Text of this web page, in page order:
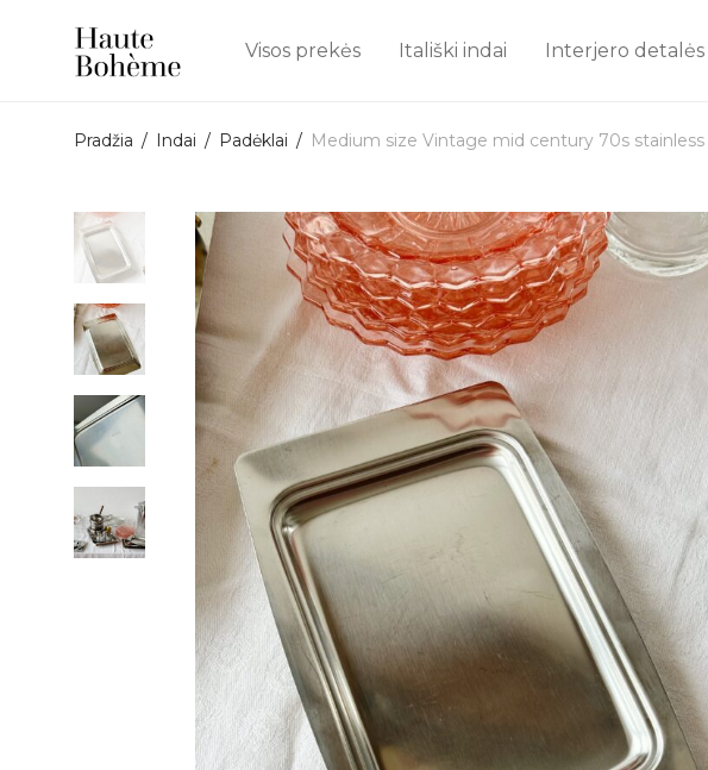
Visos prekės Itališki indai Interjero detalės
Pradžia / Indai / Padėklai / Medium size Vintage mid century 70s